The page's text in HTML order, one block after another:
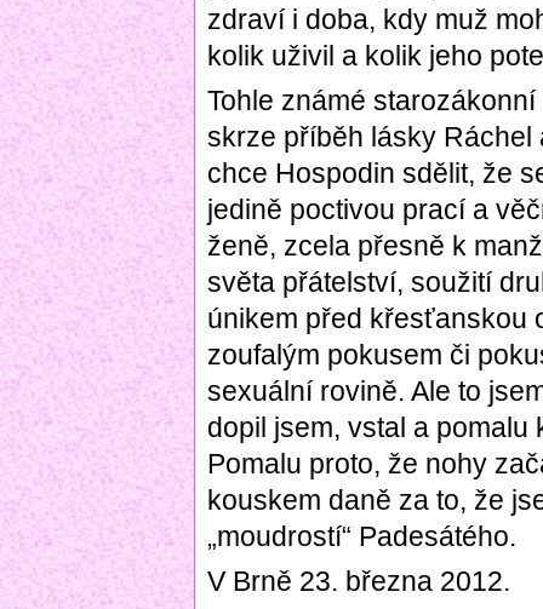
zdraví i doba, kdy muž
kolik uživil a kolik jeho
Tohle známé
skrze příběh lásky
chce Hospodin sdělit, že
jedině poctivou prací a
ženě, zcela přesně k
světa přátelství, soužití
únikem před křesťanskou
zoufalým pokusem či
sexuální rovině. Ale to
dopil jsem, vstal a
Pomalu proto, že nohy
kouskem daně za to, že
„moudrostí“ Padesátého.
V Brně 23. března 2012.